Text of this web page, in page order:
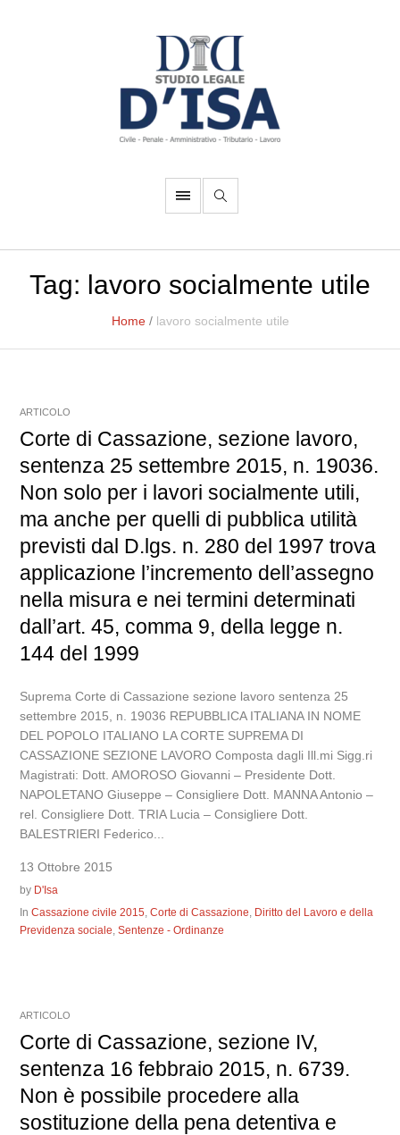
Tag: lavoro socialmente utile
Home / lavoro socialmente utile
ARTICOLO
Corte di Cassazione, sezione lavoro,
sentenza 25 settembre 2015, n. 19036.
Non solo per i lavori socialmente utili,
ma anche per quelli di pubblica utilità
previsti dal D.lgs. n. 280 del 1997 trova
applicazione l’incremento dell’assegno
nella misura e nei termini determinati
dall’art. 45, comma 9, della legge n.
144 del 1999
Suprema Corte di Cassazione sezione lavoro sentenza 25
settembre 2015, n. 19036 REPUBBLICA ITALIANA IN NOME
DEL POPOLO ITALIANO LA CORTE SUPREMA DI
CASSAZIONE SEZIONE LAVORO Composta dagli Ill.mi Sigg.ri
Magistrati: Dott. AMOROSO Giovanni – Presidente Dott.
NAPOLETANO Giuseppe – Consigliere Dott. MANNA Antonio –
rel. Consigliere Dott. TRIA Lucia – Consigliere Dott.
BALESTRIERI Federico...
13 Ottobre 2015
by D'Isa
InCassazione civile 2015,Corte di Cassazione, Diritto del Lavoro e della
Previdenza sociale,Sentenze - Ordinanze
ARTICOLO
Corte di Cassazione, sezione IV,
sentenza 16 febbraio 2015, n. 6739.
Non è possibile procedere alla
sostituzione della pena detentiva e